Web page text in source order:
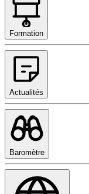
Formation
Actualités
Baromètre